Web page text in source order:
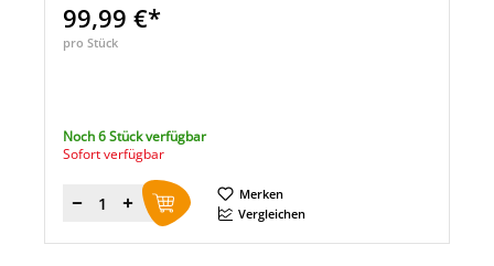
99,99 €*
pro Stück
Noch 6 Stück verfügbar
Sofort verfügbar
Menge
Merken
Vergleichen